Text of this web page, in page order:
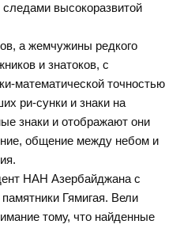
высокоразвитой
а жемчужины редкого
и знатоков, с
математической точностью
ри-сунки и знаки на
знаки и отображают они
общение между небом и
НАН Азербайджана с
Гямигая. Вели
тому, что найденные